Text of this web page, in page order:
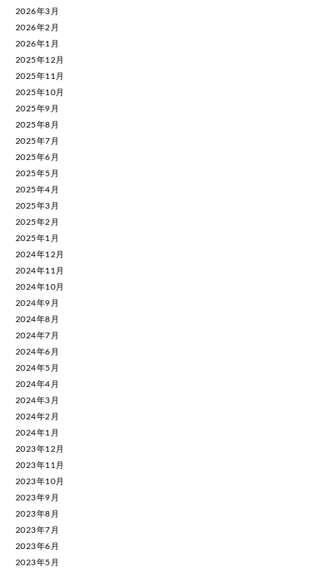
2026年3月
2026年2月
2026年1月
2025年12月
2025年11月
2025年10月
2025年9月
2025年8月
2025年7月
2025年6月
2025年5月
2025年4月
2025年3月
2025年2月
2025年1月
2024年12月
2024年11月
2024年10月
2024年9月
2024年8月
2024年7月
2024年6月
2024年5月
2024年4月
2024年3月
2024年2月
2024年1月
2023年12月
2023年11月
2023年10月
2023年9月
2023年8月
2023年7月
2023年6月
2023年5月